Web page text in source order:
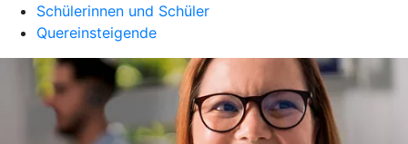
Schülerinnen und Schüler
Quereinsteigende